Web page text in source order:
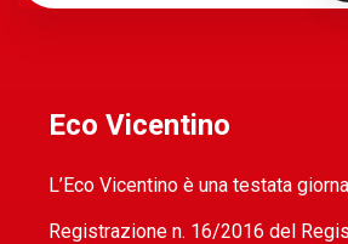
Eco Vicentino
L’Eco Vicentino è una testata
Registrazione n. 16/2016 del